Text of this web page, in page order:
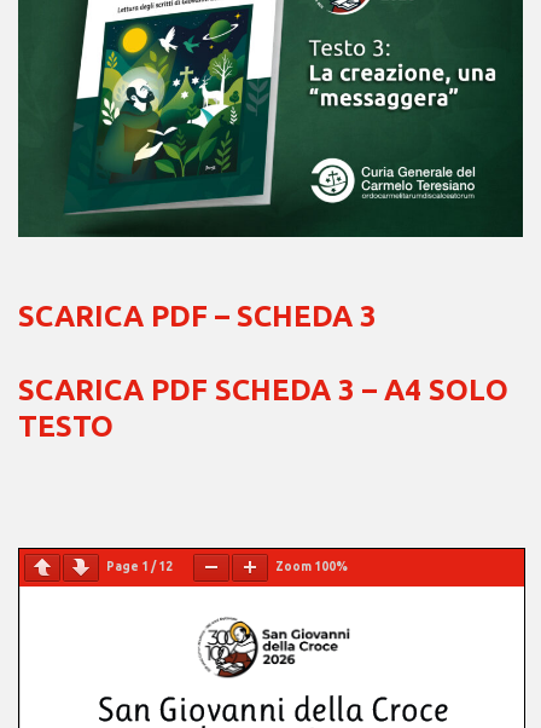
SCARICA PDF – SCHEDA 3
SCARICA PDF SCHEDA 3 – A4 SOLO
TESTO
Page 1 /12 Zoom 100%